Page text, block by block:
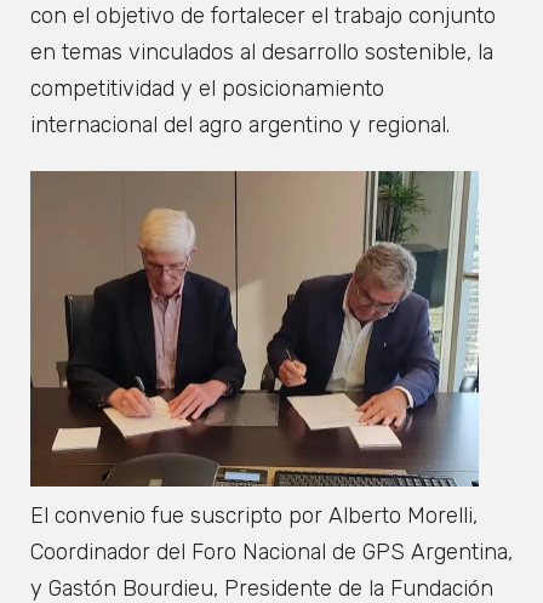
con el objetivo de fortalecer el trabajo conjunto
en temas vinculados al desarrollo sostenible, la
competitividad y el posicionamiento
internacional del agro argentino y regional.
El convenio fue suscripto por Alberto Morelli,
Coordinador del Foro Nacional de GPS Argentina,
y Gastón Bourdieu, Presidente de la Fundación